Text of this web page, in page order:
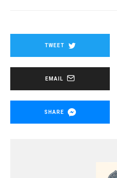
TWEET
EMAIL
SHARE